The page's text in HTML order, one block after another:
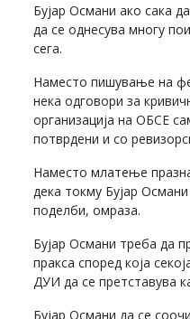
Бујар Османи ако сака
да се однесува многу
сега.
Наместо пишување на
нека одговори за
организација на ОБСЕ
потврдени и со
Наместо млатење
дека токму Бујар
поделби, омраза.
Бујар Османи треба да
пракса според која
ДУИ да се претставува
Бујар Османи да се